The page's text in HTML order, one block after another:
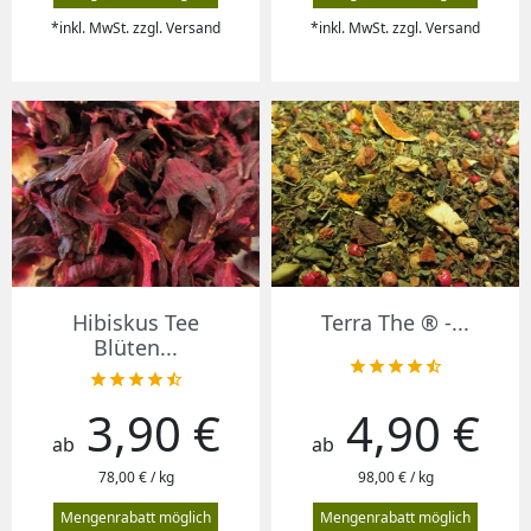
*inkl. MwSt. zzgl. Versand
*inkl. MwSt. zzgl. Versand
Hibiskus Tee
Blüten...

Preis
ab 3,90 €
78,00 € / kg
Mengenrabatt möglich
Terra The ® -...

Preis
ab 4,90 €
98,00 € / kg
Mengenrabatt möglich